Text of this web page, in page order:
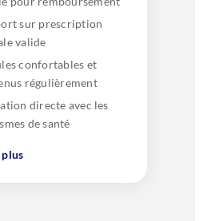
sur prescription
valide
confortables et
régulièrement
directe avec les
de santé
plus